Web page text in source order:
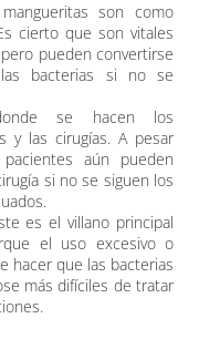
son como
cierto que son vitales
pueden convertirse
bacterias si no se
se hacen los
y las cirugías. A pesar
aún pueden
si no se siguen los
es el villano principal
el uso excesivo o
hacer que las bacterias
más difíciles de tratar